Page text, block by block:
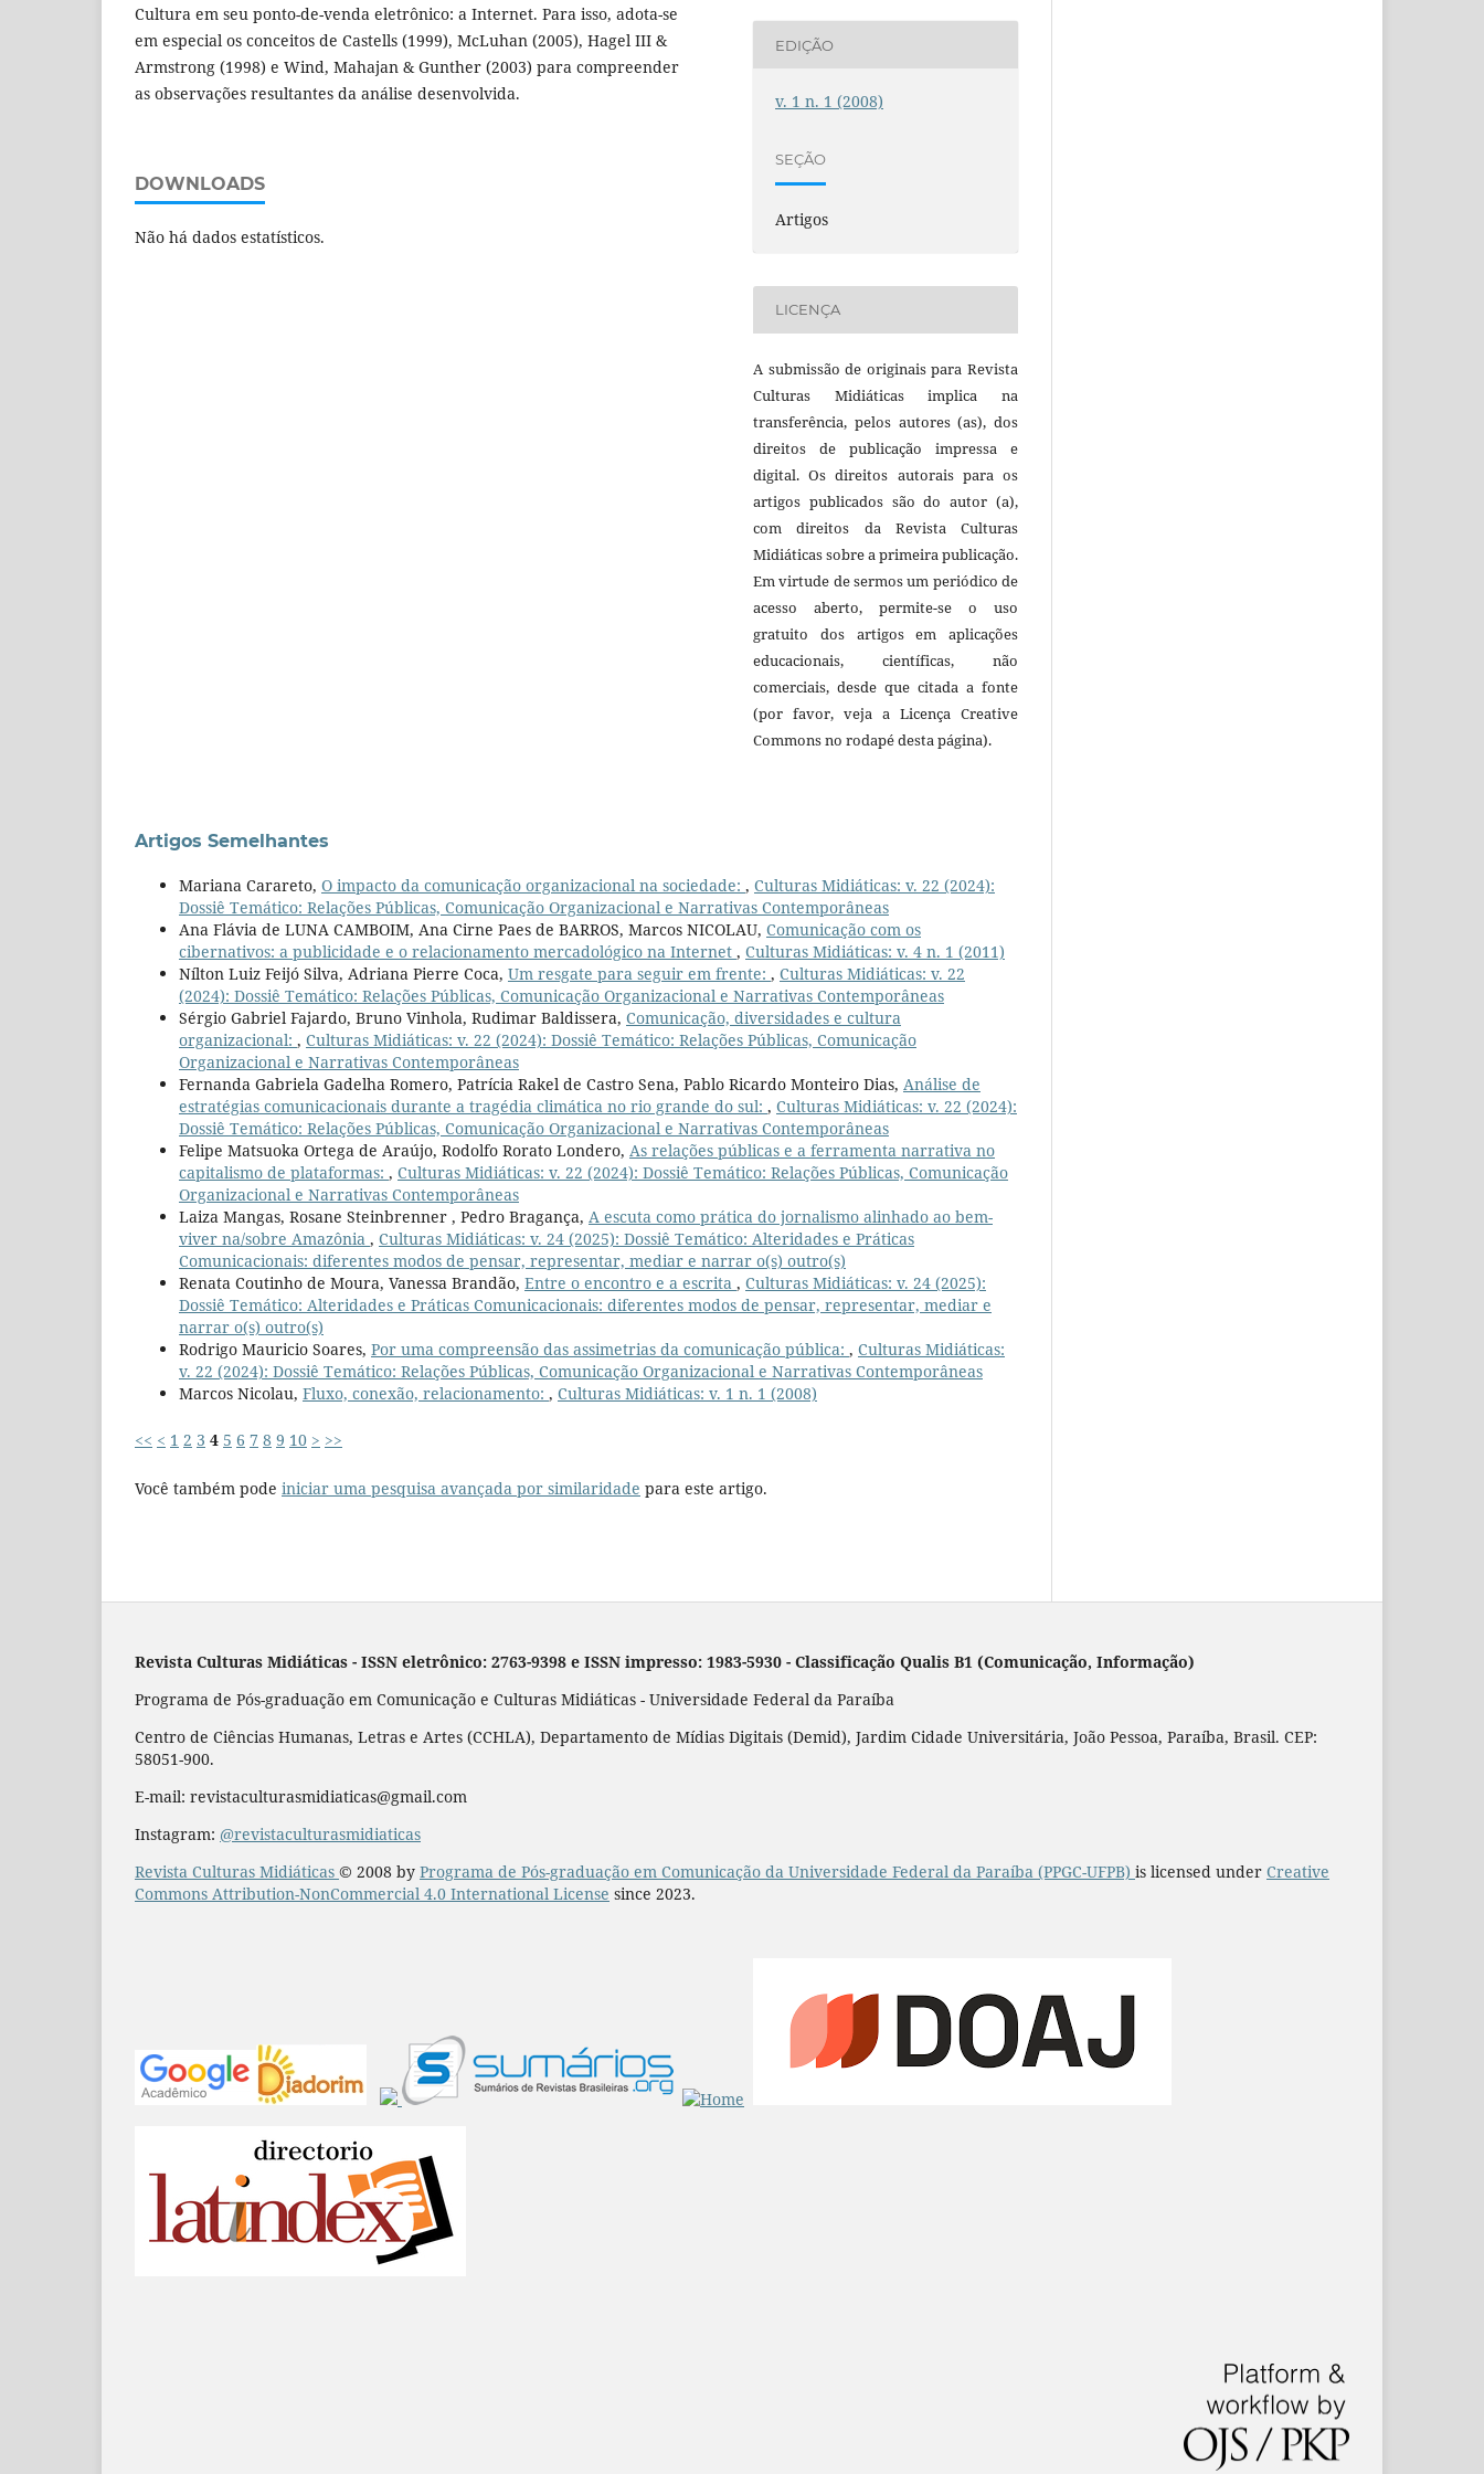
Cultura em seu ponto-de-venda eletrônico: a Internet. Para isso, adota-se
em especial os conceitos de Castells (1999), McLuhan (2005), Hagel III &
Armstrong (1998) e Wind, Mahajan & Gunther (2003) para compreender
as observações resultantes da análise desenvolvida.
DOWNLOADS
Não há dados estatísticos.
EDIÇÃO
v. 1 n. 1 (2008)
SEÇÃO
Artigos
LICENÇA
A submissão de originais para Revista
Culturas Midiáticas implica na
transferência, pelos autores (as), dos
direitos de publicação impressa e
digital. Os direitos autorais para os
artigos publicados são do autor (a),
com direitos da Revista Culturas
Midiáticas sobre a primeira publicação.
Em virtude de sermos um periódico de
acesso aberto, permite-se o uso
gratuito dos artigos em aplicações
educacionais, científicas, não
comerciais, desde que citada a fonte
(por favor, veja a Licença Creative
Commons no rodapé desta página).
Artigos Semelhantes
Mariana Carareto, O impacto da comunicação organizacional na sociedade: , Culturas Midiáticas: v. 22 (2024):
Dossiê Temático: Relações Públicas, Comunicação Organizacional e Narrativas Contemporâneas
Ana Flávia de LUNA CAMBOIM, Ana Cirne Paes de BARROS, Marcos NICOLAU, Comunicação com os
cibernativos: a publicidade e o relacionamento mercadológico na Internet , Culturas Midiáticas: v. 4 n. 1 (2011)
Nílton Luiz Feijó Silva, Adriana Pierre Coca, Um resgate para seguir em frente: , Culturas Midiáticas: v. 22
(2024): Dossiê Temático: Relações Públicas, Comunicação Organizacional e Narrativas Contemporâneas
Sérgio Gabriel Fajardo, Bruno Vinhola, Rudimar Baldissera, Comunicação, diversidades e cultura
organizacional: , Culturas Midiáticas: v. 22 (2024): Dossiê Temático: Relações Públicas, Comunicação
Organizacional e Narrativas Contemporâneas
Fernanda Gabriela Gadelha Romero, Patrícia Rakel de Castro Sena, Pablo Ricardo Monteiro Dias, Análise de
estratégias comunicacionais durante a tragédia climática no rio grande do sul: , Culturas Midiáticas: v. 22 (2024):
Dossiê Temático: Relações Públicas, Comunicação Organizacional e Narrativas Contemporâneas
Felipe Matsuoka Ortega de Araújo, Rodolfo Rorato Londero, As relações públicas e a ferramenta narrativa no
capitalismo de plataformas: , Culturas Midiáticas: v. 22 (2024): Dossiê Temático: Relações Públicas, Comunicação
Organizacional e Narrativas Contemporâneas
Laiza Mangas, Rosane Steinbrenner , Pedro Bragança, A escuta como prática do jornalismo alinhado ao bem-
viver na/sobre Amazônia , Culturas Midiáticas: v. 24 (2025): Dossiê Temático: Alteridades e Práticas
Comunicacionais: diferentes modos de pensar, representar, mediar e narrar o(s) outro(s)
Renata Coutinho de Moura, Vanessa Brandão, Entre o encontro e a escrita , Culturas Midiáticas: v. 24 (2025):
Dossiê Temático: Alteridades e Práticas Comunicacionais: diferentes modos de pensar, representar, mediar e
narrar o(s) outro(s)
Rodrigo Mauricio Soares, Por uma compreensão das assimetrias da comunicação pública: , Culturas Midiáticas:
v. 22 (2024): Dossiê Temático: Relações Públicas, Comunicação Organizacional e Narrativas Contemporâneas
Marcos Nicolau, Fluxo, conexão, relacionamento: , Culturas Midiáticas: v. 1 n. 1 (2008)
<< < 1 2 3 4 5 6 7 8 9 10 > >>
Você também pode iniciar uma pesquisa avançada por similaridade para este artigo.
Revista Culturas Midiáticas - ISSN eletrônico: 2763-9398 e ISSN impresso: 1983-5930 - Classificação Qualis B1 (Comunicação, Informação)
Programa de Pós-graduação em Comunicação e Culturas Midiáticas - Universidade Federal da Paraíba
Centro de Ciências Humanas, Letras e Artes (CCHLA), Departamento de Mídias Digitais (Demid), Jardim Cidade Universitária, João Pessoa, Paraíba, Brasil. CEP:
58051-900.
E-mail: revistaculturasmidiaticas@gmail.com
Instagram: @revistaculturasmidiaticas
Revista Culturas Midiáticas © 2008 by Programa de Pós-graduação em Comunicação da Universidade Federal da Paraíba (PPGC-UFPB) is licensed under Creative
Commons Attribution-NonCommercial 4.0 International License since 2023.